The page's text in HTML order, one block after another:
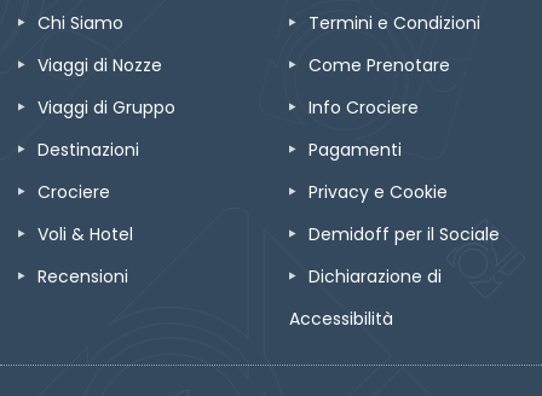
Chi Siamo
Viaggi di Nozze
Viaggi di Gruppo
Destinazioni
Crociere
Voli & Hotel
Recensioni
Termini e Condizioni
Come Prenotare
Info Crociere
Pagamenti
Privacy e Cookie
Demidoff per il Sociale
Dichiarazione di
Accessibilità